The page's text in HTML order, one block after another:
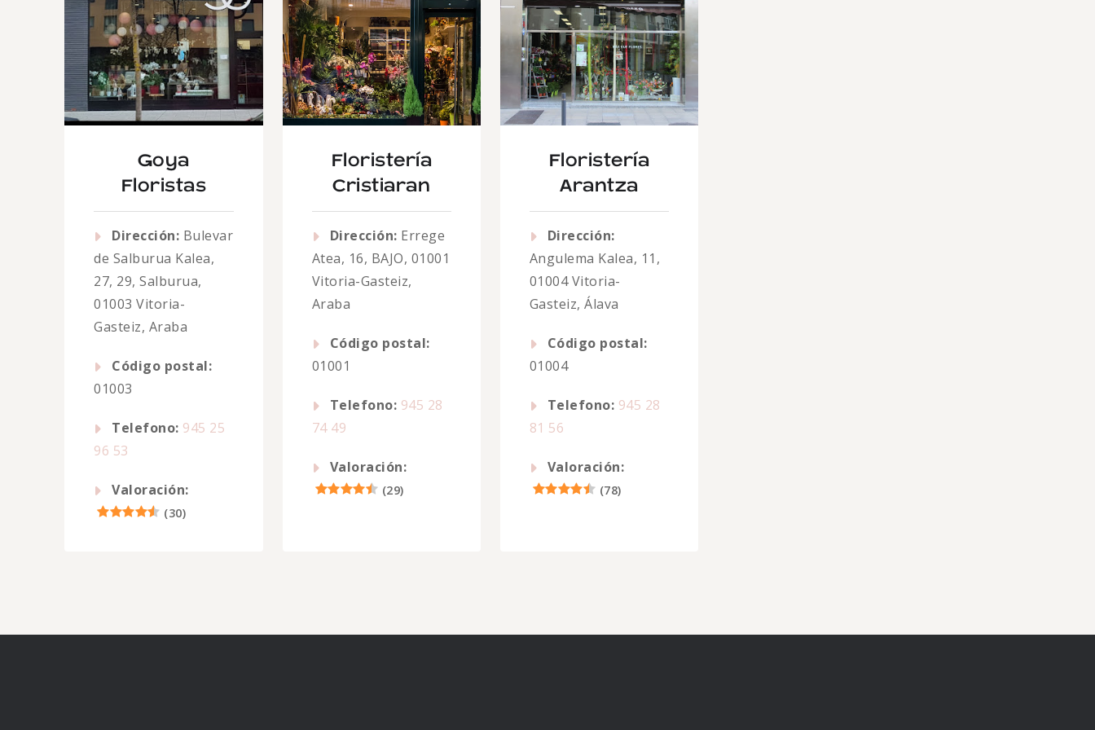
Goya
Floristas
Dirección: Bulevar
de Salburua Kalea,
27, 29, Salburua,
01003 Vitoria-
Gasteiz, Araba
Código postal:
01003
Telefono: 945 25
96 53
Valoración:
(30)
Floristería
Cristiaran
Dirección: Errege
Atea, 16, BAJO, 01001
Vitoria-Gasteiz,
Araba
Código postal:
01001
Telefono: 945 28
74 49
Valoración:
(29)
Floristería
Arantza
Dirección:
Angulema Kalea, 11,
01004 Vitoria-
Gasteiz, Álava
Código postal:
01004
Telefono: 945 28
81 56
Valoración:
(78)